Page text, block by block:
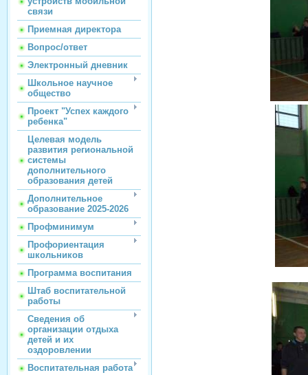
связи
Приемная директора
Вопрос/ответ
Электронный дневник
Школьное научное
общество
Проект "Успех каждого
ребенка"
Целевая модель
развития региональной
системы
дополнительного
образования детей
Дополнительное
образование 2025-2026
Профминимум
Профориентация
школьников
Программа воспитания
Штаб воспитательной
работы
Сведения об
организации отдыха
детей и их
оздоровлении
Воспитательная работа